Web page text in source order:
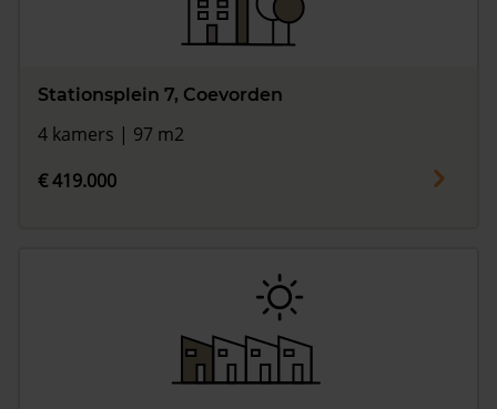
Stationsplein 7, Coevorden
4 kamers | 97 m2
€ 419.000